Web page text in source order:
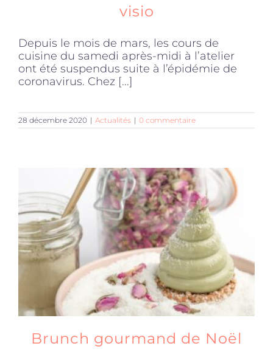
visio
Depuis le mois de mars, les cours de
cuisine du samedi après-midi à l’atelier
ont été suspendus suite à l’épidémie de
coronavirus. Chez [...]
28 décembre 2020 | Actualités | 0 commentaire
Brunch gourmand de Noël